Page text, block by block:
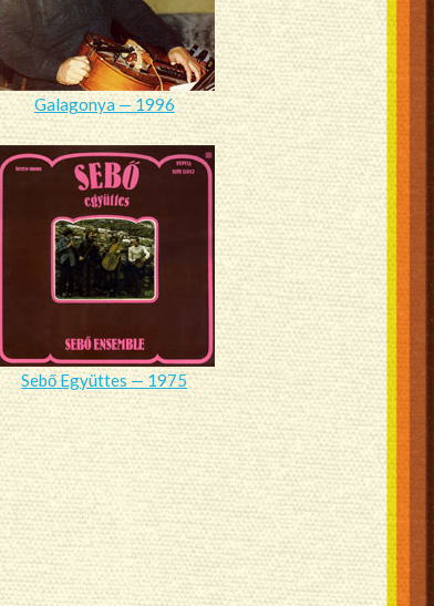
Galagonya — 1996
Sebő Együttes — 1975